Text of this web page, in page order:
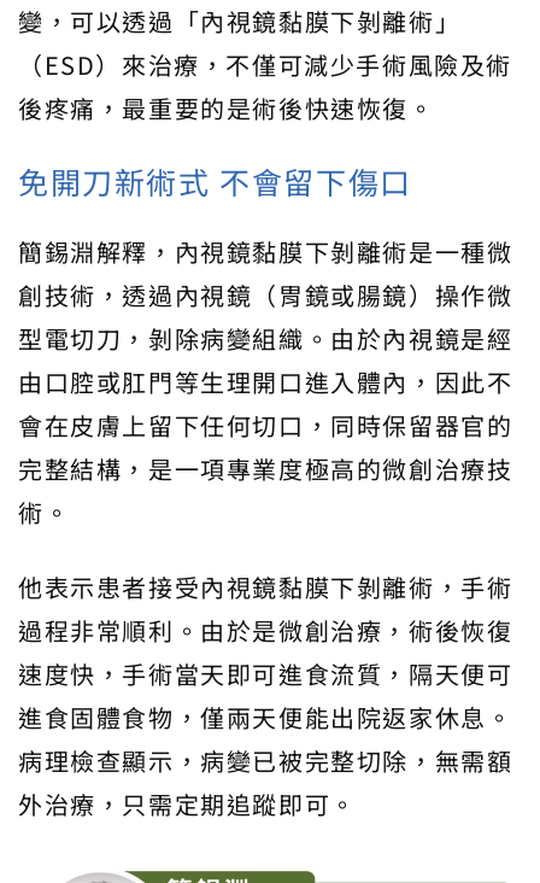
變，可以透過「內視鏡黏膜下剝離術」
（ESD）來治療，不僅可減少手術風險及術
後疼痛，最重要的是術後快速恢復。
免開刀新術式 不會留下傷口
簡錫淵解釋，內視鏡黏膜下剝離術是一種微
創技術，透過內視鏡（胃鏡或腸鏡）操作微
型電切刀，剝除病變組織。由於內視鏡是經
由口腔或肛門等生理開口進入體內，因此不
會在皮膚上留下任何切口，同時保留器官的
完整結構，是一項專業度極高的微創治療技
術。
他表示患者接受內視鏡黏膜下剝離術，手術
過程非常順利。由於是微創治療，術後恢復
速度快，手術當天即可進食流質，隔天便可
進食固體食物，僅兩天便能出院返家休息。
病理檢查顯示，病變已被完整切除，無需額
外治療，只需定期追蹤即可。